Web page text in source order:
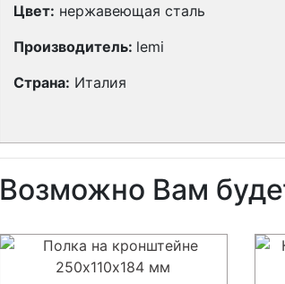
Цвет: нержавеющая сталь
Производитель: lemi
Страна: Италия
Возможно Вам